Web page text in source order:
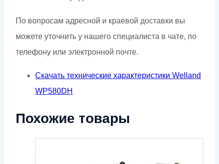
По вопросам адресной и краевой доставки вы
можете уточнить у нашего специалиста в чате, по
телефону или электронной почте.
Скачать технические характеристики Welland
WP580DH
Похожие товары